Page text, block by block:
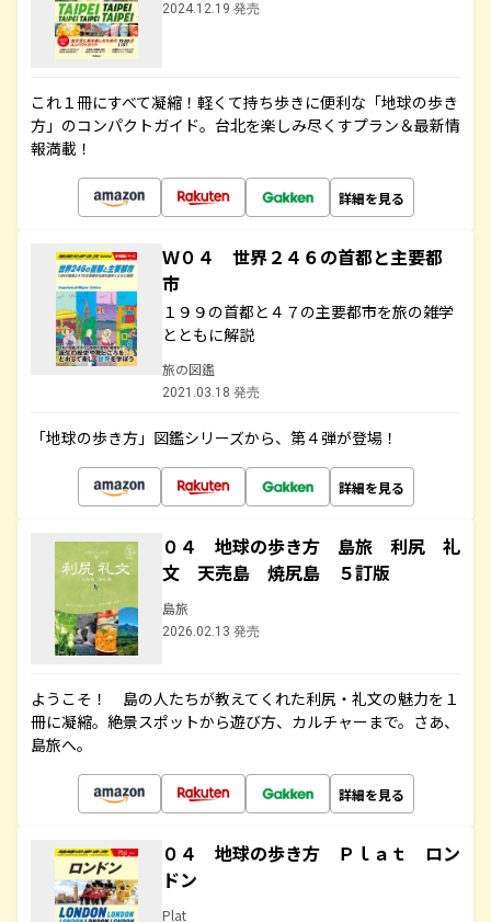
2024.12.19 発売
これ１冊にすべて凝縮！軽くて持ち歩きに便利な「地球の歩き
方」のコンパクトガイド。台北を楽しみ尽くすプラン＆最新情
報満載！
詳細を見る
Ｗ０４ 世界２４６の首都と主要都
市
１９９の首都と４７の主要都市を旅の雑学
とともに解説
旅の図鑑
2021.03.18 発売
「地球の歩き方」図鑑シリーズから、第４弾が登場！
詳細を見る
０４ 地球の歩き方 島旅 利尻 礼
文 天売島 焼尻島 ５訂版
島旅
2026.02.13 発売
ようこそ！ 島の人たちが教えてくれた利尻・礼文の魅力を１
冊に凝縮。絶景スポットから遊び方、カルチャーまで。さあ、
島旅へ。
詳細を見る
０４ 地球の歩き方 Ｐｌａｔ ロン
ドン
Plat